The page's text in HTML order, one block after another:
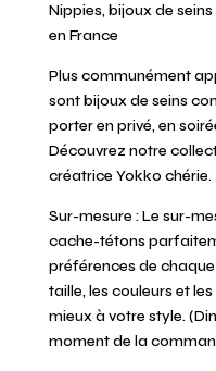
Nippies, bijoux de
en France
Plus communément
sont bijoux de seins
porter en privé, en
Découvrez notre
créatrice Yokko chérie.
Sur-mesure : Le sur-
cache-tétons
préférences de
taille, les couleurs et
mieux à votre style.
moment de la